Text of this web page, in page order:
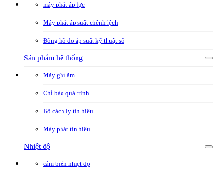
máy phát áp lực
Máy phát áp suất chênh lệch
Đồng hồ đo áp suất kỹ thuật số
Sản phẩm hệ thống
Máy ghi âm
Chỉ báo quá trình
Bộ cách ly tín hiệu
Máy phát tín hiệu
Nhiệt độ
cảm biến nhiệt độ